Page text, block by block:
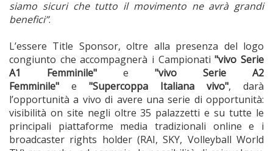
siamo sicuri che tutto il movimento ne avrà grandi
benefici”.
L’essere Title Sponsor, oltre alla presenza del logo
congiunto che accompagnerà i Campionati"vivo Serie
A1 Femminile" e "vivo Serie A2
Femminile" e "Supercoppa Italiana vivo", darà
l’opportunità a vivo di avere una serie di opportunità:
visibilità on site negli oltre 35 palazzetti e su tutte le
principali piattaforme media tradizionali online e i
broadcaster rights holder (RAI, SKY, Volleyball World